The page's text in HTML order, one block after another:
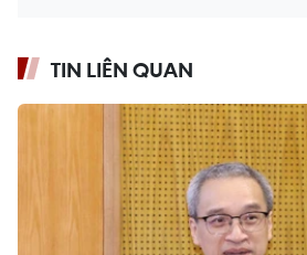
TIN LIÊN QUAN